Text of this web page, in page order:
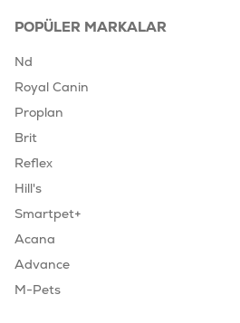
POPÜLER MARKALAR
Nd
Royal Canin
Proplan
Brit
Reflex
Hill's
Smartpet+
Acana
Advance
M-Pets